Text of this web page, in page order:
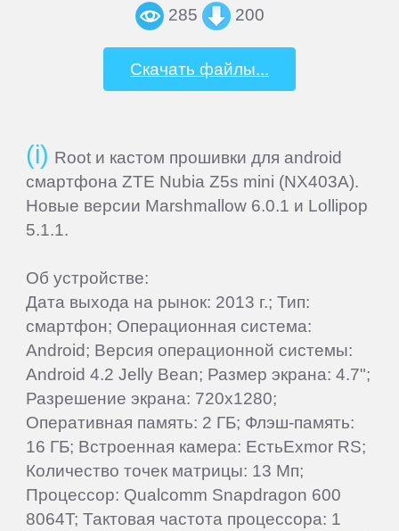
285 200
Скачать файлы...
Root и кастом прошивки для android
смартфона ZTE Nubia Z5s mini (NX403A).
Новые версии Marshmallow 6.0.1 и Lollipop
5.1.1.
Об устройстве:
Дата выхода на рынок: 2013 г.; Тип:
смартфон; Операционная система:
Android; Версия операционной системы:
Android 4.2 Jelly Bean; Размер экрана: 4.7";
Разрешение экрана: 720x1280;
Оперативная память: 2 ГБ; Флэш-память:
16 ГБ; Встроенная камера: ЕстьExmor RS;
Количество точек матрицы: 13 Мп;
Процессор: Qualcomm Snapdragon 600
8064T; Тактовая частота процессора: 1
Wexler
Wileyfox
Xiaomi
Yota
Zopo
ZTE